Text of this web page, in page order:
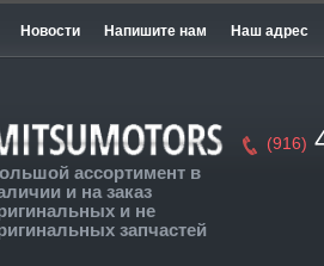
Новости Напишите нам Наш адрес
ассортимент в
и на заказ
и не
запчастей
(916)